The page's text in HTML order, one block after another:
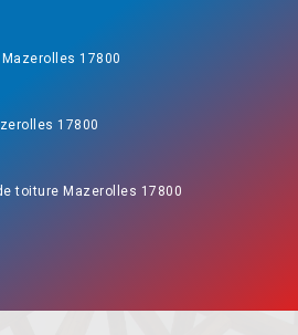
17800
17800
toiture Mazerolles 17800